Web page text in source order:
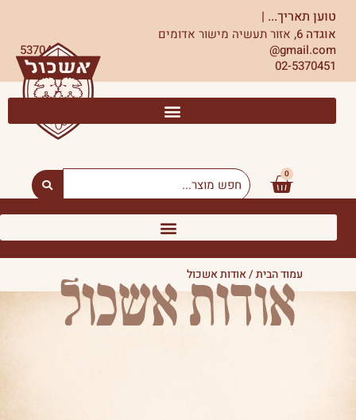
לתוכןטוען תאריך... |
אוגדה 6,
אזור תעשיה מישור אדומים
5370451
gmail.com@
02-5370451
0
עגלת
קניות
Search
...
עמוד הבית/ אודות אשכול
אודות אשכול